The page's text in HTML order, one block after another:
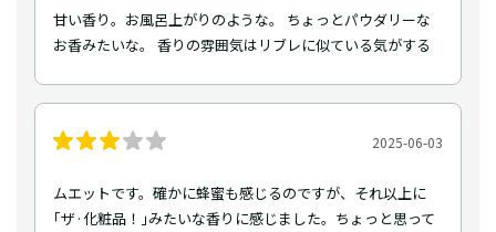
甘い香り。お風呂上がりのような。 ちょっとパウダリーな
お香みたいな。 香りの雰囲気はリブレに似ている気がする
2025-06-03
ムエットです。確かに蜂蜜も感じるのですが、それ以上に
｢ザ·化粧品！｣みたいな香りに感じました。ちょっと思って